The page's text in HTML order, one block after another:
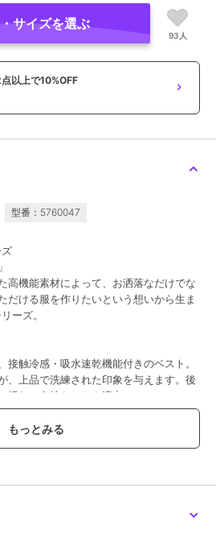
サイズを選ぶ
93人
以上で10%OFF
型番：5760047
高機能素材によって、お洒落なだけでな
だける服を作りたいという想いから生ま
ーズ。
接触冷感・吸水速乾機能付きのベスト。
、上品で洗練された印象を与えます。後
揺れ、女性らしさを演出。
付き
(品番：5760044)とセットアップで着用
練された着こなしが完成します。